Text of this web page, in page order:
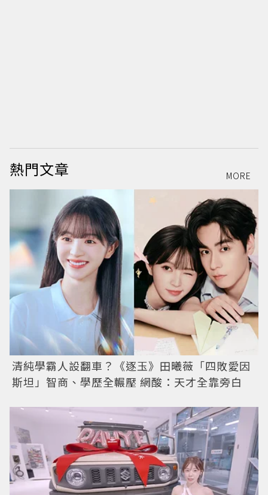
熱門文章 MORE
清純學霸人設翻車？《逐玉》田曦薇「四敗愛因
斯坦」智商、學歷全輾壓 網酸：天才全靠旁白